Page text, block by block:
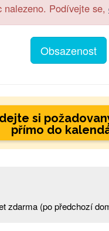
nalezeno. Podívejte se,
Obsazenost
si
přímo do
zdarma (po předchozí